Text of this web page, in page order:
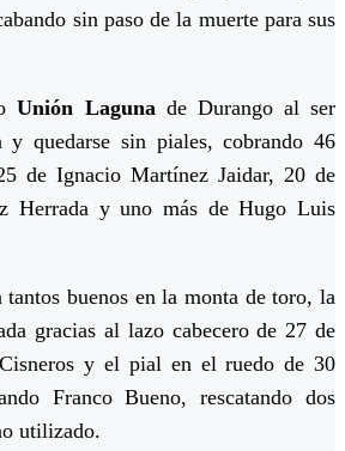
sin paso de la muerte para sus
Unión Lagunade Durango al ser
y quedarse sin piales, cobrando 46
de Ignacio Martínez Jaidar, 20 de
Herrada y uno más de Hugo Luis
tantos buenos en la monta de toro, la
gracias al lazo cabecero de 27 de
y el pial en el ruedo de 30
Franco Bueno, rescatando dos
utilizado.